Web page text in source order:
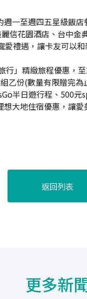
一至週四五星級飯
信花園酒店、台中
禮遇，讓卡友可以
」精緻旅程優惠
乙份(數量有限贈完
半日遊行程、500
大地住宿優惠，讓
返回列表
更多新